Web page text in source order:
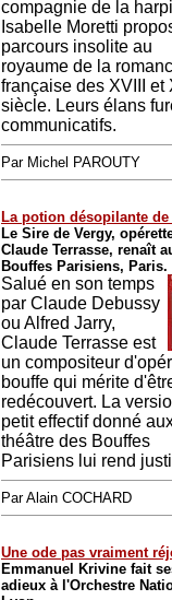
compagnie de la
Isabelle Moretti
parcours insolite au
royaume de la
française des XVIII et
siècle. Leurs élans
communicatifs.
Par Michel PAROUTY
La potion désopilante de
Le Sire de Vergy,
Claude Terrasse, renaît
Bouffes Parisiens, Paris.
Salué en son temps
par Claude Debussy
ou Alfred Jarry,
Claude Terrasse est
un compositeur
bouffe qui mérite
redécouvert. La
petit effectif donné
théâtre des Bouffes
Parisiens lui rend
Par Alain COCHARD
Une ode pas vraiment
Emmanuel Krivine fait
adieux à l'Orchestre